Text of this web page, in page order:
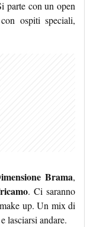
parte con un open
ospiti speciali,
Brama,
. Ci saranno
up. Un mix di
lasciarsi andare.